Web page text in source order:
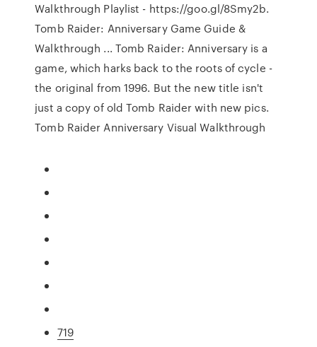
Walkthrough Playlist - https://goo.gl/8Smy2b.
Tomb Raider: Anniversary Game Guide &
Walkthrough ... Tomb Raider: Anniversary is a
game, which harks back to the roots of cycle -
the original from 1996. But the new title isn't
just a copy of old Tomb Raider with new pics.
Tomb Raider Anniversary Visual Walkthrough
719